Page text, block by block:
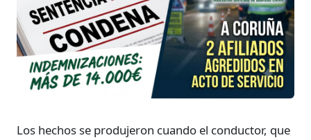
Los hechos se produjeron cuando el conductor, que